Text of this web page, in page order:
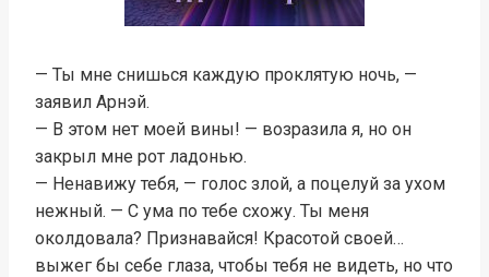
— Ты мне снишься каждую проклятую ночь, —
заявил Арнэй.
— В этом нет моей вины! — возразила я, но он
закрыл мне рот ладонью.
— Ненавижу тебя, — голос злой, а поцелуй за ухом
нежный. — С ума по тебе схожу. Ты меня
околдовала? Признавайся! Красотой своей…
выжег бы себе глаза, чтобы тебя не видеть, но что